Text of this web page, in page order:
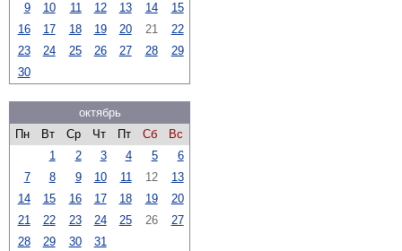
9
10 11 12 13 14
15
16
17 18 19 20 21
22
23
24 25 26 27 28
29
30
октябрь
Пн
Вт Ср Чт Пт Сб
Вс
1
2 3 4 5
6
7
8 9 10 11 12
13
14
15 16 17 18 19
20
21
22 23 24 25 26
27
28
29 30 31